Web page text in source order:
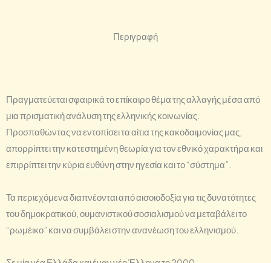
Περιγραφή
Πραγματεύεται σφαιρικά το επίκαιρο θέμα της αλλαγής μέσα από
μια πρισματική ανάλυση της ελληνικής κοινωνίας.
Προσπαθώντας να εντοπίσει τα αίτια της κακοδαιμονίας μας,
απορρίπτει την κατεστημένη θεωρία για τον εθνικό χαρακτήρα και
επιρρίπτει την κύρια ευθύνη στην ηγεσία και το “σύστημα”.
Τα περιεχόμενα διαπνέονται από αισοιοδοξία για τις δυνατότητες
του δημοκρατικού, ουμανιστικού σοσιαλισμού να μεταβάλει το
“ρωμέικο” και να συμβάλει στην ανανέωση του ελληνισμού.